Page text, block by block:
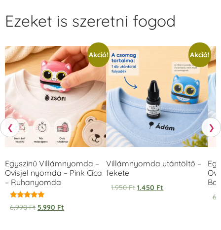
❮
Ezeket is szeretni fogod
Akció!
Egyszínű Villámnyomda –
Ovisjel nyomda – Pink Cica
– Ruhanyomda
Értékelés:
5.00
6.990Ft 5.990 Ft
Akció!
Villámnyomda utántöltő –
fekete
1.950Ft 1.450 Ft
❯